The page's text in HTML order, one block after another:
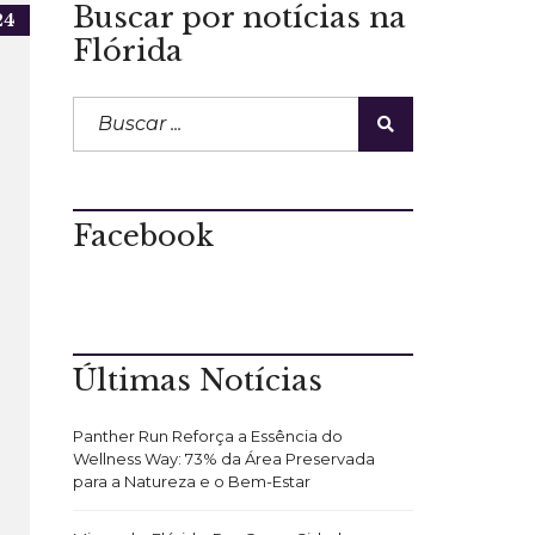
Buscar por notícias na
Flórida
Facebook
Últimas Notícias
Panther Run Reforça a Essência do
Wellness Way: 73% da Área Preservada
para a Natureza e o Bem-Estar